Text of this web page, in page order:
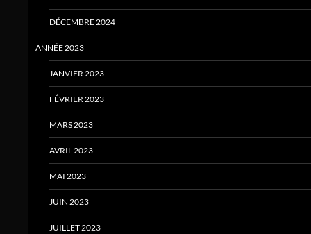
DÉCEMBRE 2024
ANNÉE 2023
JANVIER 2023
FÉVRIER 2023
MARS 2023
AVRIL 2023
MAI 2023
JUIN 2023
JUILLET 2023